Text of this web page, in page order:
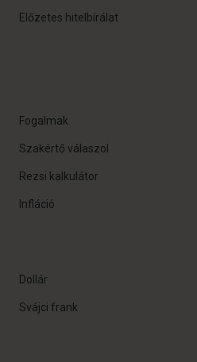
Előzetes hitelbírálat
Fogalmak
Szakértő válaszol
Rezsi kalkulátor
Infláció
Dollár
Svájci frank